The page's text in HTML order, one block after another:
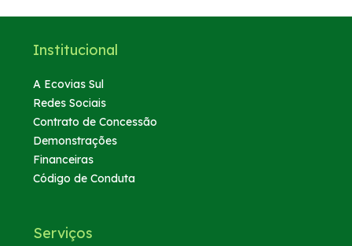
Institucional
A Ecovias Sul
Redes Sociais
Contrato de Concessão
Demonstrações
Financeiras
Código de Conduta
Serviços